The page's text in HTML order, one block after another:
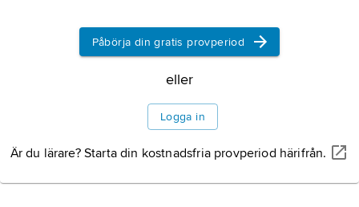
Påbörja din gratis provperiod
eller
Logga in
Är du lärare? Starta din kostnadsfria provperiod härifrån.